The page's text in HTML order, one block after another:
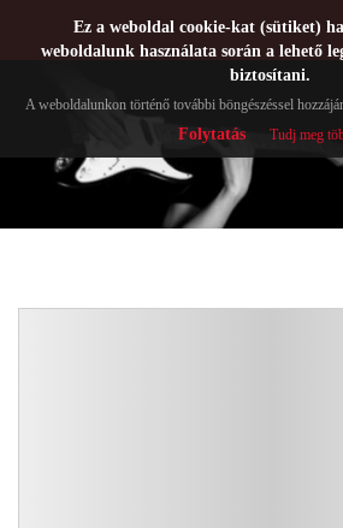
Ez a weboldal cookie-kat (sütiket)
weboldalunk használata során a lehető
biztosítani.
A weboldalunkon történő további böngészéssel
Folytatás Tudj meg